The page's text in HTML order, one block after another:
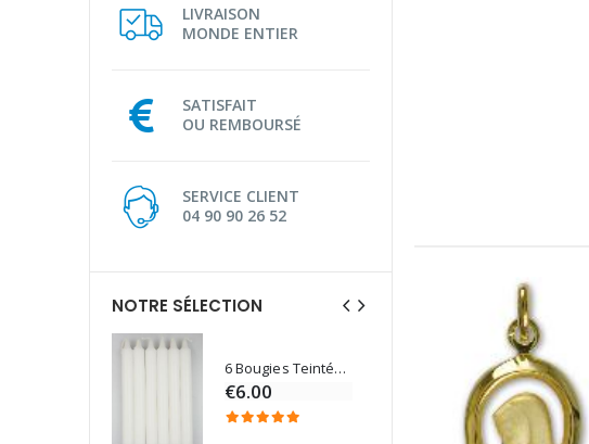
LIVRAISON
MONDE ENTIER
SATISFAIT
OU REMBOURSÉ
SERVICE CLIENT
04 90 90 26 52
NOTRE SÉLECTION
6 Bougies Teintées Masse Couleur Blanche
€6.00
-30%
€10.00 €7.00